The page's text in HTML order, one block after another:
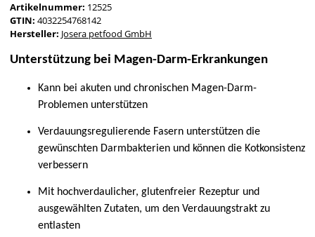
Artikelnummer: 12525
GTIN: 4032254768142
Hersteller: Josera petfood GmbH
Unterstützung bei Magen-Darm-Erkrankungen
Kann bei akuten und chronischen Magen-Darm-
Problemen unterstützen
Verdauungsregulierende Fasern unterstützen die
gewünschten Darmbakterien und können die Kotkonsistenz
verbessern
Mit hochverdaulicher, glutenfreier Rezeptur und
ausgewählten Zutaten, um den Verdauungstrakt zu
entlasten